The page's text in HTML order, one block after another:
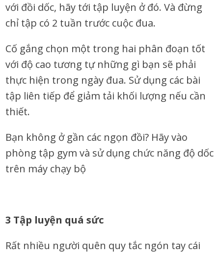
với đồi dốc, hãy tới tập luyện ở đó. Và đừng
chỉ tập có 2 tuần trước cuộc đua.
Cố gắng chọn một trong hai phân đoạn tốt
với độ cao tương tự những gì bạn sẽ phải
thực hiện trong ngày đua. Sử dụng các bài
tập liên tiếp để giảm tải khối lượng nếu cần
thiết.
Bạn không ở gần các ngọn đồi? Hãy vào
phòng tập gym và sử dụng chức năng độ dốc
trên máy chạy bộ
3 Tập luyện quá sức
Rất nhiều người quên quy tắc ngón tay cái